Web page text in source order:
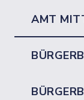
AMT